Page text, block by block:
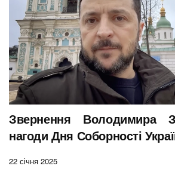
Звернення Володимира
нагоди Дня Соборності
22 січня 2025